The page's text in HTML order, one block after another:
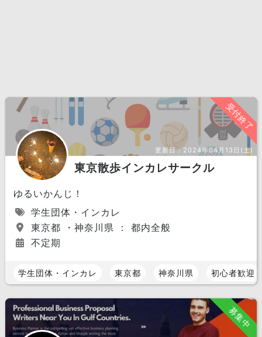
受付終了
更新日： 2024年04月13日(土)
東京散歩インカレサークル
ゆるいかんじ！
学生団体・インカレ
東京都 ・神奈川県 ： 都内全般
不定期
学生団体・インカレ 東京都 神奈川県 初心者歓迎
募集中